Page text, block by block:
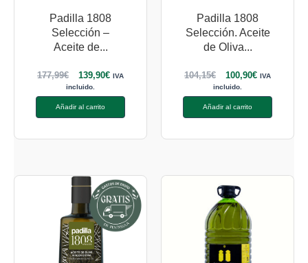
Padilla 1808
Selección –
Aceite de...
177,99€ 139,90€ IVA
incluido.
Añadir al carrito
Padilla 1808
Selección. Aceite
de Oliva...
104,15€ 100,90€ IVA
incluido.
Añadir al carrito